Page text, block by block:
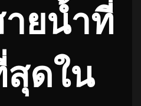
ยน้ำที่
สุดใน